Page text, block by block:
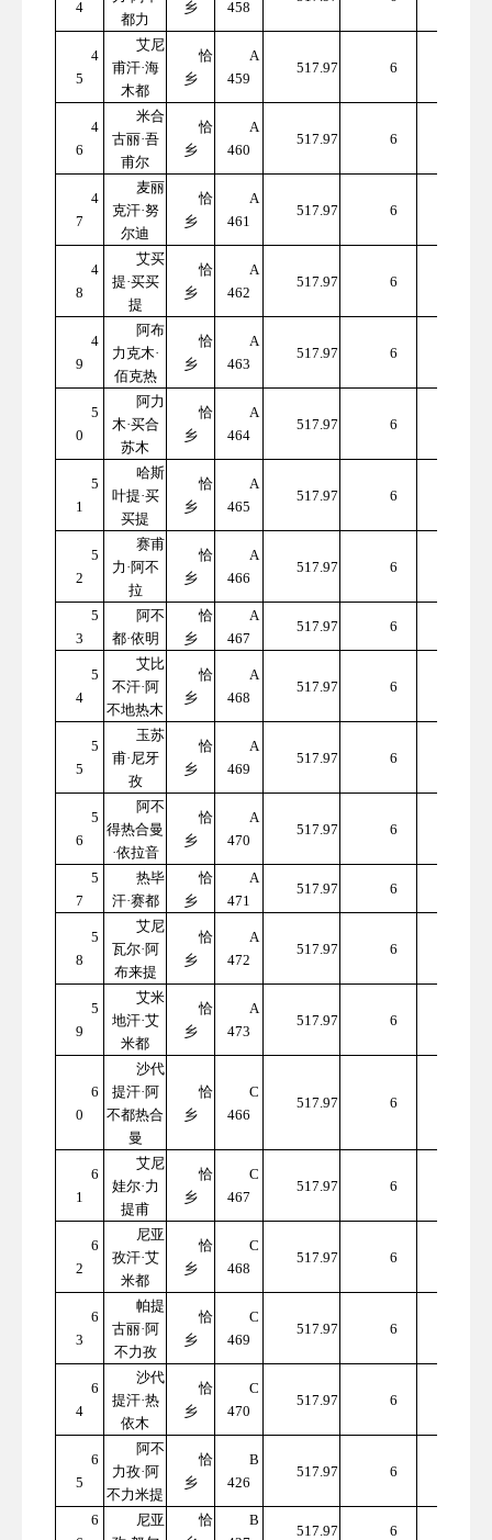
4
都力
乡
458
4
5
艾尼
甫汗·海
木都
恰
乡
A
459
517.97 6
4
6
米合
古丽·吾
甫尔
恰
乡
A
460
517.97 6
4
7
麦丽
克汗·努
尔迪
恰
乡
A
461
517.97 6
4
8
艾买
提·买买
提
恰
乡
A
462
517.97 6
4
9
阿布
力克木·
佰克热
恰
乡
A
463
517.97 6
5
0
阿力
木·买合
苏木
恰
乡
A
464
517.97 6
5
1
哈斯
叶提·买
买提
恰
乡
A
465
517.97 6
5
2
赛甫
力·阿不
拉
恰
乡
A
466
517.97 6
5
3
阿不
都·依明
恰
乡
A
467
517.97 6
5
4
艾比
不汗·阿
不地热木
恰
乡
A
468
517.97 6
5
5
玉苏
甫·尼牙
孜
恰
乡
A
469
517.97 6
5
6
阿不
得热合曼
·依拉音
恰
乡
A
470
517.97 6
5
7
热毕
汗·赛都
恰
乡
A
471
517.97 6
5
8
艾尼
瓦尔·阿
布来提
恰
乡
A
472
517.97 6
5
9
艾米
地汗·艾
米都
恰
乡
A
473
517.97 6
6
0
沙代
提汗·阿
不都热合
曼
恰
乡
C
466
517.97 6
6
1
艾尼
娃尔·力
提甫
恰
乡
C
467
517.97 6
6
2
尼亚
孜汗·艾
米都
恰
乡
C
468
517.97 6
6
3
帕提
古丽·阿
不力孜
恰
乡
C
469
517.97 6
6
4
沙代
提汗·热
依木
恰
乡
C
470
517.97 6
6
5
阿不
力孜·阿
不力米提
恰
乡
B
426
517.97 6
6
尼亚
恰
B
517.97 6